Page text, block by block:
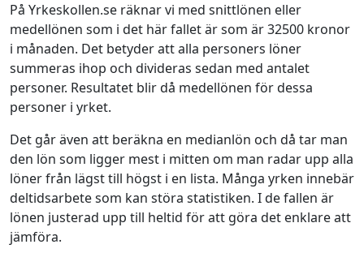
På Yrkeskollen.se räknar vi med snittlönen eller
medellönen som i det här fallet är som är 32500 kronor
i månaden. Det betyder att alla personers löner
summeras ihop och divideras sedan med antalet
personer. Resultatet blir då medellönen för dessa
personer i yrket.
Det går även att beräkna en medianlön och då tar man
den lön som ligger mest i mitten om man radar upp alla
löner från lägst till högst i en lista. Många yrken innebär
deltidsarbete som kan störa statistiken. I de fallen är
lönen justerad upp till heltid för att göra det enklare att
jämföra.